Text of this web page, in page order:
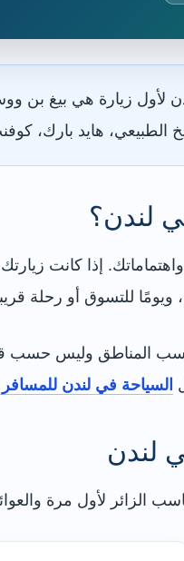
لأول زيارة هي بيغ بن
الطبيعي، هايد
لندن؟
إذا كانت
ويومًا للتسوق أو رحلة
حسب المناطق وليس حسب
السياحة في لندن
لندن
الزائر لأول مرة